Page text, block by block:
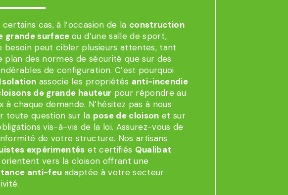
certains cas, à l’occasion de la construction
grande surfaceou d’une salle de sport,
besoin peut cibler plusieurs attentes, tant
plan des normes de sécurité que sur des
de configuration. C’est pourquoi
associe les propriétés anti-incendie
de grande hauteur pour répondre au
à chaque demande. N’hésitez pas à nous
toute question sur la pose de cloison et sur
vis-à-vis de la loi. Assurez-vous de
de votre structure. Nos artisans
expérimentés et certifiés Qualibat
orientent vers la cloison offrant une
anti-feu adaptée à votre secteur